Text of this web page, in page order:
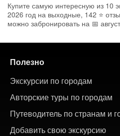
Купите самую интересную из 10
2026 год на выходные, 142 ⭐
можно забронировать на 📅
Полезно
Экскурсии по городам
Авторские туры по городам
Путеводитель по странам и
Добавить свою экскурсию